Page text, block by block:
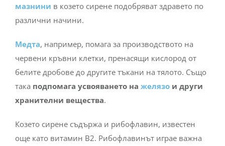
мазнини в козето сирене подобряват здравето по
различни начини.
Медта, например, помага за производството на
червени кръвни клетки, пренасящи кислород от
белите дробове до другите тъкани на тялото. Също
така подпомага усвояването на желязо и други
хранителни вещества.
Козето сирене съдържа и рибофлавин, известен
още като витамин В2. Рибофлавинът играе важна